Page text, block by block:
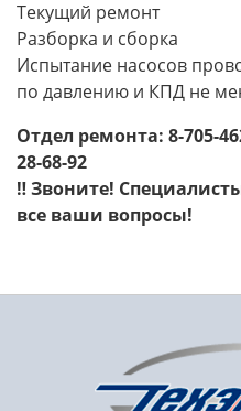
Текущий ремонт
Разборка и сборка
Испытание насосов
по давлению и КПД не
Отдел ремонта: 8-705-
28-68-92
‼ Звоните!
все ваши вопросы!